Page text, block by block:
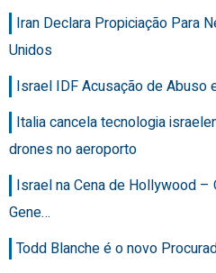
Iran Declara Propiciação Para
Unidos
Israel IDF Acusação de Abuso
Italia cancela tecnologia
drones no aeroporto
Israel na Cena de Hollywood
Gene…
Todd Blanche é o novo